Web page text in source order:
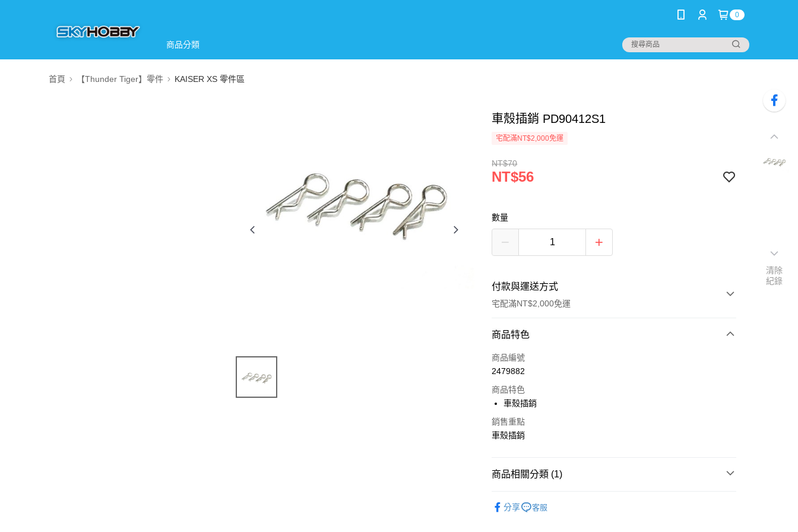
0
商品分類
首頁 【Thunder Tiger】零件 KAISER XS 零件區
車殼插銷 PD90412S1
宅配滿NT$2,000免運
NT$70
NT$56
數量
付款與運送方式
宅配滿NT$2,000免運
付款方式
信用卡一次付款
Apple Pay
街口支付
運送方式
商品特色
商品編號
2479882
商品特色
車殼插銷
銷售重點
車殼插銷
商品相關分類 (1)
分享
客服
清除
紀錄